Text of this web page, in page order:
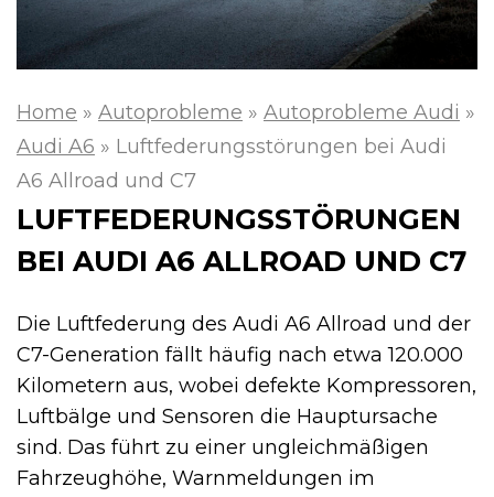
Home » Autoprobleme » Autoprobleme Audi »
Audi A6 » Luftfederungsstörungen bei Audi
A6 Allroad und C7
LUFTFEDERUNGSSTÖRUNGEN
BEI AUDI A6 ALLROAD UND C7
Die Luftfederung des Audi A6 Allroad und der
C7-Generation fällt häufig nach etwa 120.000
Kilometern aus, wobei defekte Kompressoren,
Luftbälge und Sensoren die Hauptursache
sind. Das führt zu einer ungleichmäßigen
Fahrzeughöhe, Warnmeldungen im